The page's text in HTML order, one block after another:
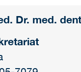
Dr. med.